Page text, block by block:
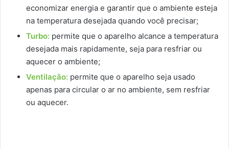
economizar energia e garantir que o ambiente esteja
na temperatura desejada quando você precisar;
Turbo: permite que o aparelho alcance a temperatura
desejada mais rapidamente, seja para resfriar ou
aquecer o ambiente;
Ventilação: permite que o aparelho seja usado
apenas para circular o ar no ambiente, sem resfriar
ou aquecer.